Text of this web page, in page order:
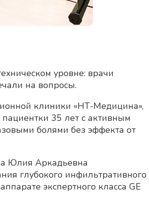
уровне: врачи
на вопросы.
клиники «НТ-Медицина»,
пациентки 35 лет с активным
болями без эффекта от
Юлия Аркадьевна
глубокого инфильтративного
экспертного класса GE